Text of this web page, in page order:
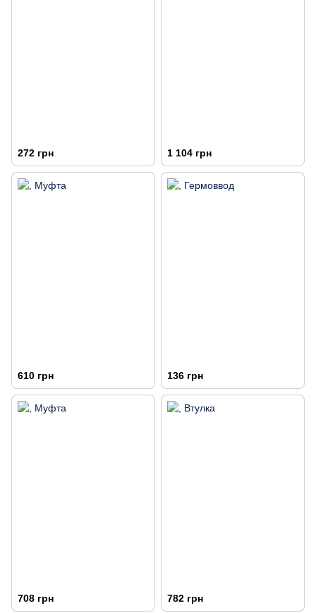
272 грн 1 104 грн
610 грн 136 грн
708 грн 782 грн